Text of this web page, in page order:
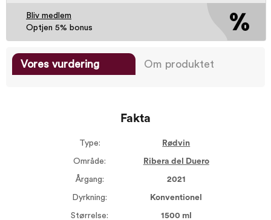
Bliv medlem
Optjen 5% bonus
Vores vurdering Om produktet
Fakta
Type: Rødvin
Område: Ribera del Duero
Årgang: 2021
Dyrkning: Konventionel
Størrelse: 1500 ml